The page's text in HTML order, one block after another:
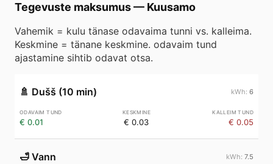
Tegevuste maksumus— Kuusamo
Vahemik = kulu tänase odavaima tunni vs. kalleima.
Keskmine = tänane keskmine. odavaim tund
ajastamine sihtib odavat otsa.
🚿 Dušš (10 min) 6
€ 0.01 € 0.03 € 0.05
🛁 Vann 7.5